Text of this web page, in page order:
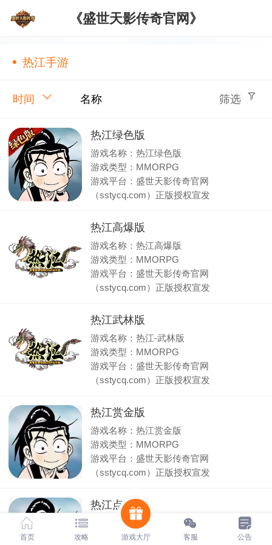
《盛世天影传奇官网》
热江手游
时间 名称 筛选
热江绿色版
游戏名称：热江绿色版
游戏类型：MMORPG
游戏平台：盛世天影传奇官网
（sstycq.com）正版授权宣发
热江高爆版
游戏名称：热江高爆版
游戏类型：MMORPG
游戏平台：盛世天影传奇官网
（sstycq.com）正版授权宣发
热江武林版
游戏名称：热江-武林版
游戏类型：MMORPG
游戏平台：盛世天影传奇官网
（sstycq.com）正版授权宣发
热江赏金版
游戏名称：热江赏金版
游戏类型：MMORPG
游戏平台：盛世天影传奇官网
（sstycq.com）正版授权宣发
热江点卡版
游戏名称：热血江湖
游戏类型：MMORPG
首页 攻略 游戏大厅 客服 公告